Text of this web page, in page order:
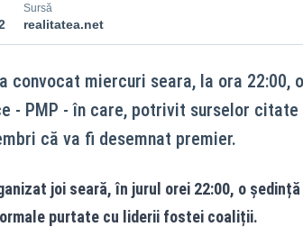
Sursă
realitatea.net
convocat miercuri seara, la ora 22:00,
- PMP - în care, potrivit surselor citate
că va fi desemnat premier.
joi seară, în jurul orei 22:00, o ședință
purtate cu liderii fostei coaliții.